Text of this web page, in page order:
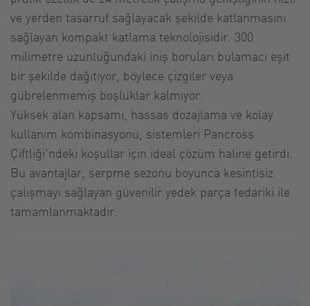
ve yerden tasarruf sağlayacak şekilde katlanmasını
sağlayan kompakt katlama teknolojisidir. 300
milimetre uzunluğundaki iniş boruları bulamacı eşit
bir şekilde dağıtıyor, böylece çizgiler veya
gübrelenmemiş boşluklar kalmıyor.
Yüksek alan kapsamı, hassas dozajlama ve kolay
kullanım kombinasyonu, sistemleri Pancross
Çiftliği'ndeki koşullar için ideal çözüm haline getirdi.
Bu avantajlar, serpme sezonu boyunca kesintisiz
çalışmayı sağlayan güvenilir yedek parça tedariki ile
tamamlanmaktadır.